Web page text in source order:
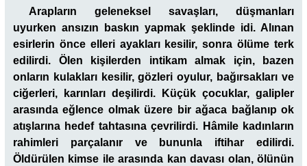
Arapların geleneksel savaşları, düşmanları
uyurken ansızın baskın yapmak şeklinde idi. Alınan
esirlerin önce elleri ayakları kesilir, sonra ölüme terk
edilirdi. Ölen kişilerden intikam almak için, bazen
onların kulakları kesilir, gözleri oyulur, bağırsakları ve
ciğerleri, karınları deşilirdi. Küçük çocuklar, galipler
arasında eğlence olmak üzere bir ağaca bağlanıp ok
atışlarına hedef tahtasına çevrilirdi. Hâmile kadınların
rahimleri parçalanır ve bununla iftihar edilirdi.
Öldürülen kimse ile arasında kan davası olan, ölünün